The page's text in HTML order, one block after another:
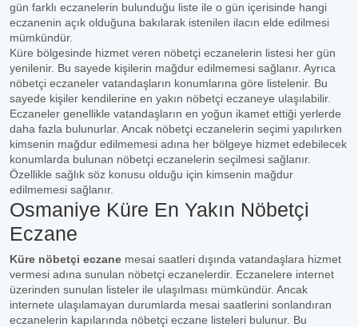
gün farklı eczanelerin bulunduğu liste ile o gün içerisinde hangi
eczanenin açık olduğuna bakılarak istenilen ilacın elde edilmesi
mümkündür.
Küre bölgesinde hizmet veren nöbetçi eczanelerin listesi her gün
yenilenir. Bu sayede kişilerin mağdur edilmemesi sağlanır. Ayrıca
nöbetçi eczaneler vatandaşların konumlarına göre listelenir. Bu
sayede kişiler kendilerine en yakın nöbetçi eczaneye ulaşılabilir.
Eczaneler genellikle vatandaşların en yoğun ikamet ettiği yerlerde
daha fazla bulunurlar. Ancak nöbetçi eczanelerin seçimi yapılırken
kimsenin mağdur edilmemesi adına her bölgeye hizmet edebilecek
konumlarda bulunan nöbetçi eczanelerin seçilmesi sağlanır.
Özellikle sağlık söz konusu olduğu için kimsenin mağdur
edilmemesi sağlanır.
Osmaniye Küre En Yakın Nöbetçi
Eczane
Küre nöbetçi eczane mesai saatleri dışında vatandaşlara hizmet
vermesi adına sunulan nöbetçi eczanelerdir. Eczanelere internet
üzerinden sunulan listeler ile ulaşılması mümkündür. Ancak
internete ulaşılamayan durumlarda mesai saatlerini sonlandıran
eczanelerin kapılarında nöbetçi eczane listeleri bulunur. Bu